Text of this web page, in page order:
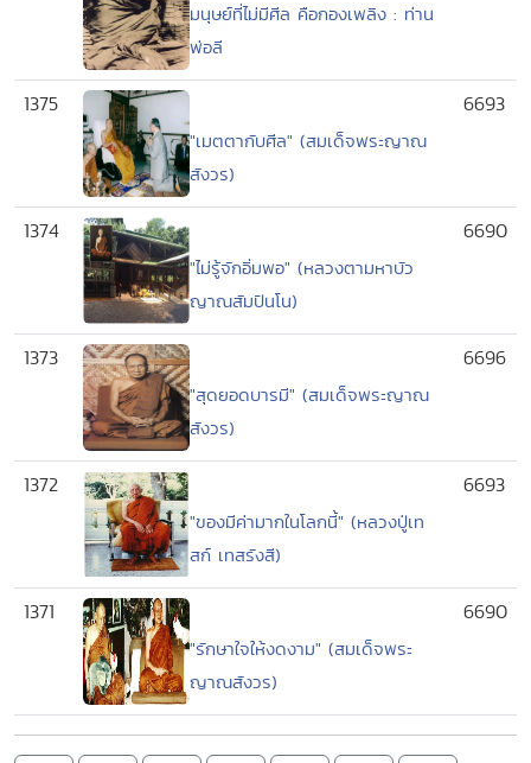
มนุษย์ที่ไม่มีศีล คือกองเพลิง : ท่าน
พ่อลี
1375
"เมตตากับศีล" (สมเด็จพระญาณ
สังวร)
6693
1374
"ไม่รู้จักอิ่มพอ" (หลวงตามหาบัว
ญาณสัมปันโน)
6690
1373
"สุดยอดบารมี" (สมเด็จพระญาณ
สังวร)
6696
1372
"ของมีค่ามากในโลกนี้" (หลวงปู่เท
สก์ เทสรังสี)
6693
1371
"รักษาใจให้งดงาม" (สมเด็จพระ
ญาณสังวร)
6690